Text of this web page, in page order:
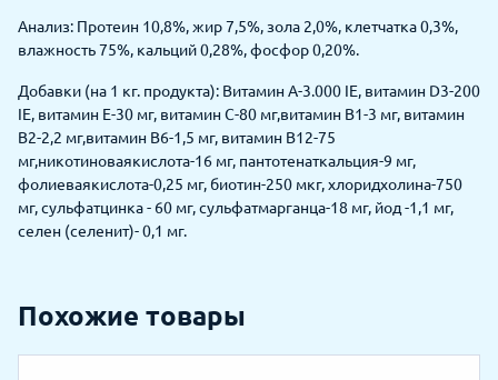
Анализ: Протеин 10,8%, жир 7,5%, зола 2,0%, клетчатка 0,3%,
влажность 75%, кальций 0,28%, фосфор 0,20%.
Добавки (на 1 кг. продукта): Витамин A-3.000 IE, витамин D3-200
IE, витамин E-30 мг, витамин C-80 мг,витамин B1-3 мг, витамин
B2-2,2 мг,витамин B6-1,5 мг, витамин B12-75
мг,никотиноваякислота-16 мг, пантотенаткальция-9 мг,
фолиеваякислота-0,25 мг, биотин-250 мкг, хлоридхолина-750
мг, сульфатцинка - 60 мг, сульфатмарганца-18 мг, йод -1,1 мг,
селен (селенит)- 0,1 мг.
Похожие товары